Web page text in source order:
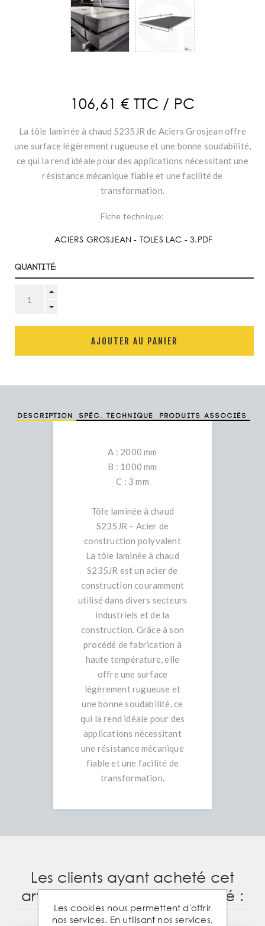
106,61 € TTC / PC
La tôle laminée à chaud S235JR de Aciers Grosjean offre
une surface légèrement rugueuse et une bonne soudabilité,
ce qui la rend idéale pour des applications nécessitant une
résistance mécanique fiable et une facilité de
transformation.
Fiche technique:
ACIERS GROSJEAN - TOLES LAC - 3.PDF
Quantité:
AJOUTER AU PANIER
Description Spéc. technique Produits associés
A : 2000 mm
B : 1000 mm
C : 3 mm
Tôle laminée à chaud
S235JR – Acier de
construction polyvalent
La tôle laminée à chaud
S235JR est un acier de
construction couramment
utilisé dans divers secteurs
industriels et de la
construction. Grâce à son
procédé de fabrication à
haute température, elle
offre une surface
légèrement rugueuse et
une bonne soudabilité, ce
qui la rend idéale pour des
applications nécessitant
une résistance mécanique
fiable et une facilité de
transformation.
Les clients ayant acheté cet
article ont également acheté :
Les cookies nous permettent d'offrir
nos services. En utilisant nos services,